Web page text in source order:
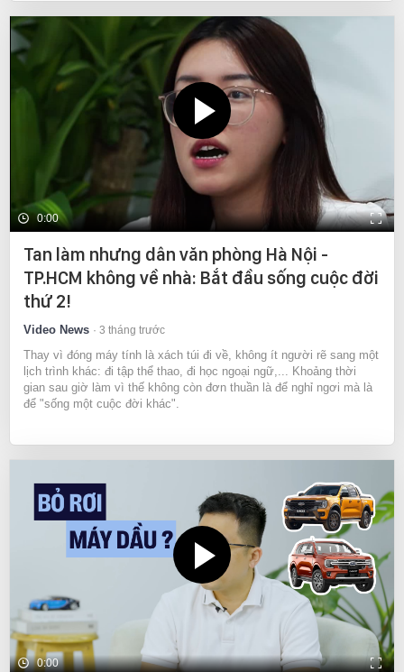
0:00
Tan làm nhưng dân văn phòng Hà Nội -
TP.HCM không về nhà: Bắt đầu sống cuộc đời
thứ 2!
Video News 3 tháng trước
Thay vì đóng máy tính là xách túi đi về, không ít người rẽ sang một
lịch trình khác: đi tập thể thao, đi học ngoại ngữ,... Khoảng thời
gian sau giờ làm vì thế không còn đơn thuần là để nghỉ ngơi mà là
để "sống một cuộc đời khác".
0:00